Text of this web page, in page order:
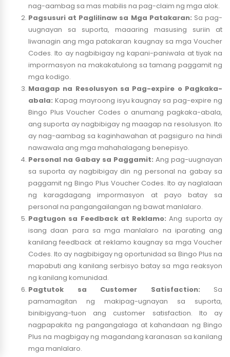
nag-aambag sa mas mabilis na pag-claim ng mga alok.
Pagsusuri at Paglilinaw sa Mga Patakaran: Sa pag-
uugnayan sa suporta, maaaring masusing suriin at
liwanagin ang mga patakaran kaugnay sa mga Voucher
Codes. Ito ay nagbibigay ng kapani-paniwala at tiyak na
impormasyon na makakatulong sa tamang paggamit ng
mga kodigo.
Maagap na Resolusyon sa Pag-expire o Pagkaka-
abala: Kapag mayroong isyu kaugnay sa pag-expire ng
Bingo Plus Voucher Codes o anumang pagkaka-abala,
ang suporta ay nagbibigay ng maagap na resolusyon. Ito
ay nag-aambag sa kaginhawahan at pagsiguro na hindi
nawawala ang mga mahahalagang benepisyo.
Personal na Gabay sa Paggamit: Ang pag-uugnayan
sa suporta ay nagbibigay din ng personal na gabay sa
paggamit ng Bingo Plus Voucher Codes. Ito ay naglalaan
ng karagdagang impormasyon at payo batay sa
personal na pangangailangan ng bawat manlalaro.
Pagtugon sa Feedback at Reklamo:Ang suporta ay
isang daan para sa mga manlalaro na iparating ang
kanilang feedback at reklamo kaugnay sa mga Voucher
Codes. Ito ay nagbibigay ng oportunidad sa Bingo Plus na
mapabuti ang kanilang serbisyo batay sa mga reaksyon
ng kanilang komunidad.
Pagtutok sa Customer Satisfaction: Sa
pamamagitan ng makipag-ugnayan sa suporta,
binibigyang-tuon ang customer satisfaction. Ito ay
nagpapakita ng pangangalaga at kahandaan ng Bingo
Plus na magbigay ng magandang karanasan sa kanilang
mga manlalaro.